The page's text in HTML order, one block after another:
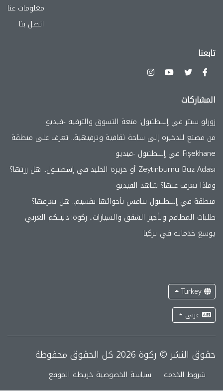
معلومات عنا
اتصل بنا
تابعنا
المشاركات
زورلو سنتر في إسطنبول: متعة التسوق والترفيه -فيديو
من مصنع للذخيرة إلى ساحة ثقافية وترفيهية.. تعرف على منطقة
Fişekhane في إسطنبول -فيديو
Zeytinburnu Buz Adası أو جزيرة الجليد في إسطنبول.. هل زرتها؟
وماذا تعرف عنها؟ شاهد الفيديو
منطقة في إسطنبول تنافس بأجوائها تقسيم.. هل تعرفها؟
طلبات المطاعم وتأجير الشقق والسيارات.. ركوة: دليلكم العربي
يوسع خدماته في تركيا
Turkey
عربى
حقوق النشر © ركوة 2026 كل الحقوق محفوظة
شروط الخدمة سياسة الخصوصية خريطة الموقع